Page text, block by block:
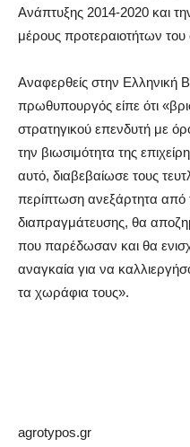
Ανάπτυξης 2014-2020 και
μέρους προτεραιοτήτων του
Αναφερθείς στην Ελληνική
πρωθυπουργός είπε ότι
στρατηγικού επενδυτή με
την βιωσιμότητα της
αυτό, διαβεβαίωσε τους
περίπτωση ανεξάρτητα από
διαπραγμάτευσης, θα
που παρέδωσαν και θα
αναγκαία για να
τα χωράφια τους».
agrotypos.gr